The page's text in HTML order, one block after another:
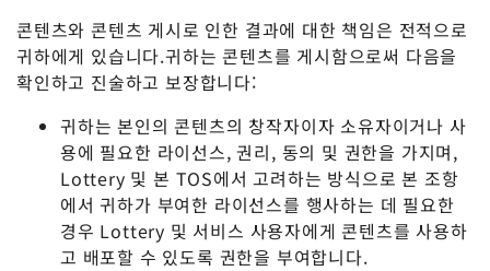
콘텐츠와 콘텐츠 게시로 인한 결과에 대한 책임은 전적으로
귀하에게 있습니다.귀하는 콘텐츠를 게시함으로써 다음을
확인하고 진술하고 보장합니다:
귀하는 본인의 콘텐츠의 창작자이자 소유자이거나 사
용에 필요한 라이선스, 권리, 동의 및 권한을 가지며,
Lottery 및 본 TOS에서 고려하는 방식으로 본 조항
에서 귀하가 부여한 라이선스를 행사하는 데 필요한
경우 Lottery 및 서비스 사용자에게 콘텐츠를 사용하
고 배포할 수 있도록 권한을 부여합니다.